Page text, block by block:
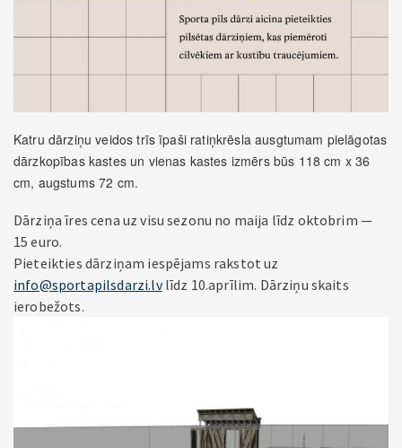
Katru dārziņu veidos trīs īpaši ratiņkrēsla ausgtumam pielāgotas
dārzkopības kastes un vienas kastes izmērs būs 118 cm x 36
cm, augstums 72 cm.
Dārziņa īres cena uz visu sezonu no maija līdz oktobrim —
15 euro.
Pieteikties dārziņam iespējams rakstot uz
info@sportapilsdarzi.lvlīdz 10.aprīlim. Dārziņu skaits
ierobežots.